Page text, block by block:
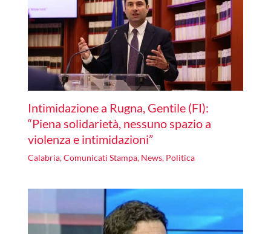
Intimidazione a Rugna, Gentile (FI):
“Piena solidarietà, nessuno spazio a
violenza e intimidazioni”
Calabria,Comunicati Stampa, News, Politica